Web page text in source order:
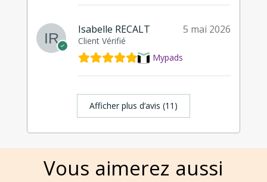
Isabelle RECALT
Client Vérifié
5 mai 2026
Mypads
Afficher plus d‘avis (11)
Vous aimerez aussi